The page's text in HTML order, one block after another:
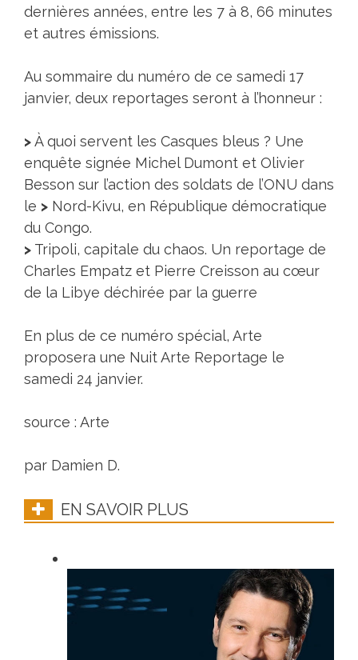
dernières années, entre les 7 à 8, 66 minutes
et autres émissions.
Au sommaire du numéro de ce samedi 17
janvier, deux reportages seront à l’honneur :
>À quoi servent les Casques bleus ? Une
enquête signée Michel Dumont et Olivier
Besson sur l’action des soldats de l’ONU dans
le > Nord-Kivu, en République démocratique
du Congo.
> Tripoli, capitale du chaos. Un reportage de
Charles Empatz et Pierre Creisson au cœur
de la Libye déchirée par la guerre
En plus de ce numéro spécial, Arte
proposera une Nuit Arte Reportage le
samedi 24 janvier.
source : Arte
par Damien D.
EN SAVOIR PLUS